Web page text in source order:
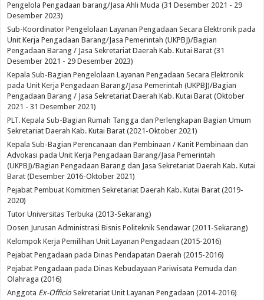
Pengelola Pengadaan barang/Jasa Ahli Muda (31 Desember 2021 - 29
Desember 2023)
Sub-Koordinator Pengelolaan Layanan Pengadaan Secara Elektronik pada
Unit Kerja Pengadaan Barang/Jasa Pemerintah (UKPBJ)/Bagian
Pengadaan Barang / Jasa Sekretariat Daerah Kab. Kutai Barat (31
Desember 2021 - 29 Desember 2023)
Kepala Sub-Bagian Pengelolaan Layanan Pengadaan Secara Elektronik
pada Unit Kerja Pengadaan Barang/Jasa Pemerintah (UKPBJ)/Bagian
Pengadaan Barang / Jasa Sekretariat Daerah Kab. Kutai Barat (Oktober
2021 - 31 Desember 2021)
PLT. Kepala Sub-Bagian Rumah Tangga dan Perlengkapan Bagian Umum
Sekretariat Daerah Kab. Kutai Barat (2021-Oktober 2021)
Kepala Sub-Bagian Perencanaan dan Pembinaan / Kanit Pembinaan dan
Advokasi pada Unit Kerja Pengadaan Barang/Jasa Pemerintah
(UKPBJ)/Bagian Pengadaan Barang dan Jasa Sekretariat Daerah Kab. Kutai
Barat (Desember 2016-Oktober 2021)
Pejabat Pembuat Komitmen Sekretariat Daerah Kab. Kutai Barat (2019-
2020)
Tutor Universitas Terbuka (2013-Sekarang)
Dosen Jurusan Administrasi Bisnis Politeknik Sendawar (2011-Sekarang)
Kelompok Kerja Pemilihan Unit Layanan Pengadaan (2015-2016)
Pejabat Pengadaan pada Dinas Pendapatan Daerah (2015-2016)
Pejabat Pengadaan pada Dinas Kebudayaan Pariwisata Pemuda dan
Olahraga (2016)
Anggota Ex-Officio Sekretariat Unit Layanan Pengadaan (2014-2016)